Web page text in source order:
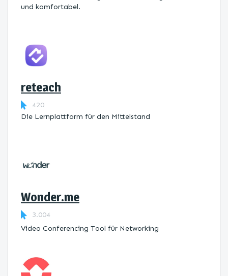
und komfortabel.
reteach
420
Die Lernplattform ​für den Mittelstand
Wonder.me
3.004
Video Conferencing Tool für Networking